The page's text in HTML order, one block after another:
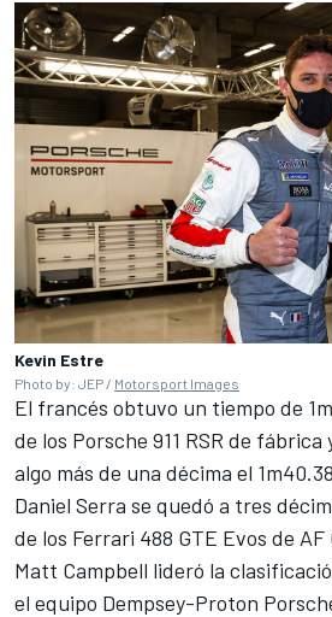
Kevin Estre
Photo by: JEP / Motorsport Images
El francés obtuvo un tiempo de
de los Porsche 911 RSR de fábrica
algo más de una décima el
Daniel Serra se quedó a tres
de los Ferrari 488 GTE Evos de AF
Matt Campbell lideró la
el equipo Dempsey-Proton